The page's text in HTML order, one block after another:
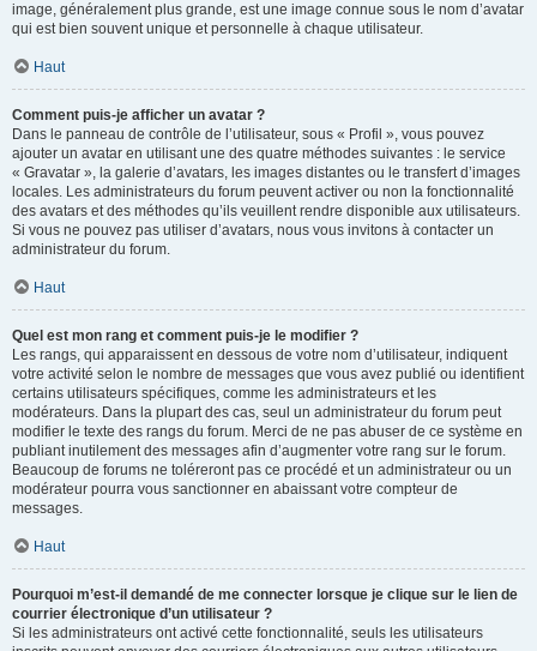
image, généralement plus grande, est une image connue sous le nom d’avatar
qui est bien souvent unique et personnelle à chaque utilisateur.
Haut
Comment puis-je afficher un avatar ?
Dans le panneau de contrôle de l’utilisateur, sous « Profil », vous pouvez
ajouter un avatar en utilisant une des quatre méthodes suivantes : le service
« Gravatar », la galerie d’avatars, les images distantes ou le transfert d’images
locales. Les administrateurs du forum peuvent activer ou non la fonctionnalité
des avatars et des méthodes qu’ils veuillent rendre disponible aux utilisateurs.
Si vous ne pouvez pas utiliser d’avatars, nous vous invitons à contacter un
administrateur du forum.
Haut
Quel est mon rang et comment puis-je le modifier ?
Les rangs, qui apparaissent en dessous de votre nom d’utilisateur, indiquent
votre activité selon le nombre de messages que vous avez publié ou identifient
certains utilisateurs spécifiques, comme les administrateurs et les
modérateurs. Dans la plupart des cas, seul un administrateur du forum peut
modifier le texte des rangs du forum. Merci de ne pas abuser de ce système en
publiant inutilement des messages afin d’augmenter votre rang sur le forum.
Beaucoup de forums ne toléreront pas ce procédé et un administrateur ou un
modérateur pourra vous sanctionner en abaissant votre compteur de
messages.
Haut
Pourquoi m’est-il demandé de me connecter lorsque je clique sur le lien de
courrier électronique d’un utilisateur ?
Si les administrateurs ont activé cette fonctionnalité, seuls les utilisateurs